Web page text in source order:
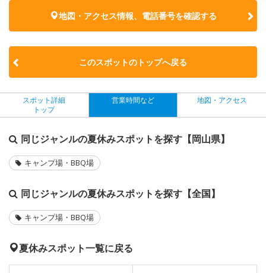
地図・アクセス情報、電話番号を確認する
このスポットのトップへ戻る
スポット詳細
トップ
営業時間など 地図・アクセス
同じジャンルの夏休みスポットを探す【岡山県】
キャンプ場・BBQ場
同じジャンルの夏休みスポットを探す【全国】
キャンプ場・BBQ場
夏休みスポット一覧に戻る